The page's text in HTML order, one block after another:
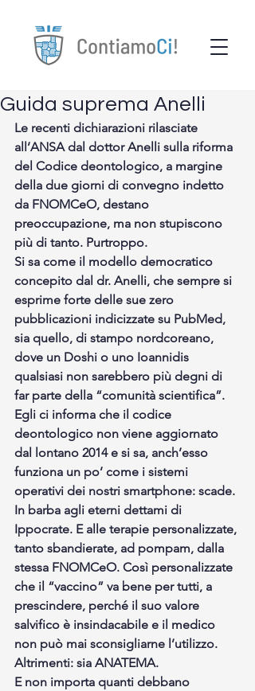
Guida suprema Anelli
Le recenti dichiarazioni rilasciate
all’ANSA dal dottor Anelli sulla riforma
del Codice deontologico, a margine
della due giorni di convegno indetto
da FNOMCeO, destano
preoccupazione, ma non stupiscono
più di tanto. Purtroppo.
Si sa come il modello democratico
concepito dal dr. Anelli, che sempre si
esprime forte delle sue zero
pubblicazioni indicizzate su PubMed,
sia quello, di stampo nordcoreano,
dove un Doshi o uno Ioannidis
qualsiasi non sarebbero più degni di
far parte della “comunità scientifica”.
Egli ci informa che il codice
deontologico non viene aggiornato
dal lontano 2014 e si sa, anch’esso
funziona un po’ come i sistemi
operativi dei nostri smartphone: scade.
In barba agli eterni dettami di
Ippocrate. E alle terapie personalizzate,
tanto sbandierate, ad pompam, dalla
stessa FNOMCeO. Così personalizzate
che il “vaccino” va bene per tutti, a
prescindere, perché il suo valore
salvifico è insindacabile e il medico
non può mai sconsigliarne l’utilizzo.
Altrimenti: sia ANATEMA.
E non importa quanti debbano